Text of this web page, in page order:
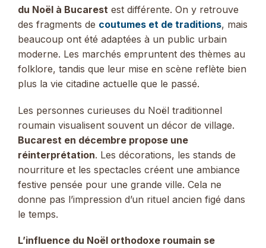
du Noël à Bucarest est différente. On y retrouve
des fragments de coutumes et de traditions, mais
beaucoup ont été adaptées à un public urbain
moderne. Les marchés empruntent des thèmes au
folklore, tandis que leur mise en scène reflète bien
plus la vie citadine actuelle que le passé.
Les personnes curieuses du Noël traditionnel
roumain visualisent souvent un décor de village.
Bucarest en décembre propose une
réinterprétation. Les décorations, les stands de
nourriture et les spectacles créent une ambiance
festive pensée pour une grande ville. Cela ne
donne pas l’impression d’un rituel ancien figé dans
le temps.
L’influence du Noël orthodoxe roumain se